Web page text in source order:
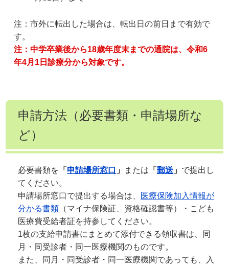
注：市外に転出した場合は、転出日の前日まで有効で
す。
注：中学卒業後から18歳年度末までの通院は、令和6
年4月1日診療分から対象です。
申請方法（必要書類・申請場所な
ど）
必要書類を 「 申請場所窓口 」 または 「郵送 」 で提出し
てください。
申請場所窓口で提出する場合は、
医療保険加入情報が
分かる書類 （マイナ保険証、資格確認書等）・こども
医療費受給者証を持参してください。
1枚の支給申請書にまとめて添付できる領収書は、同
月・同受診者・同一医療機関のものです。
また、同月・同受診者・同一医療機関であっても、入